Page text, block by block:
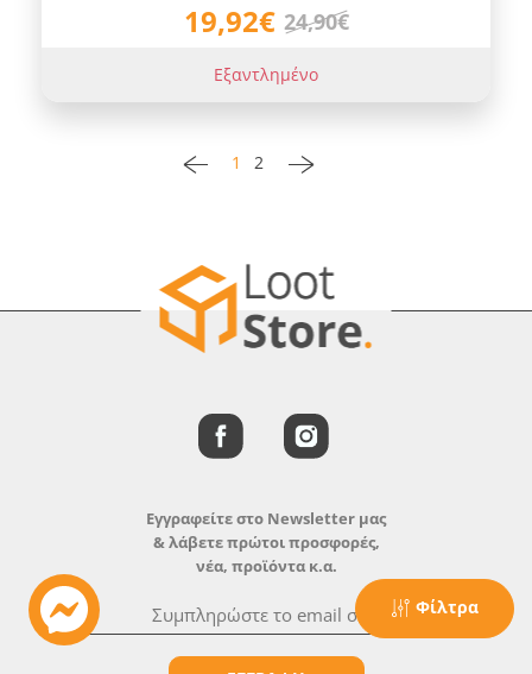
Φίλτρα
19,92€ 24,90€
Εξαντλημένο
1 2
Εγγραφείτε στο Newsletter μας
& λάβετε πρώτοι προσφορές,
νέα, προϊόντα κ.α.